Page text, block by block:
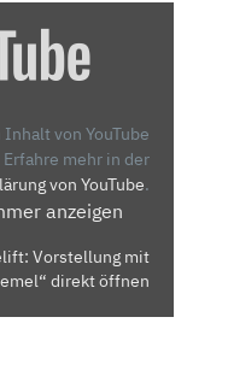
von YouTube
Erfahre mehr in der
von YouTube.
anzeigen
Vorstellung mit
direkt öffnen